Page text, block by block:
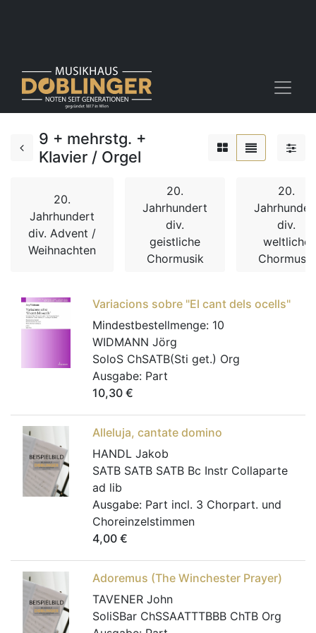
9 + mehrstg. +
Klavier / Orgel
20.
Jahrhundert
div. Advent /
Weihnachten
20.
Jahrhundert
div.
geistliche
Chormusik
20.
div.
weltliche
Chormusik
Variacions sobre "El cant dels ocells"
Mindestbestellmenge: 10
WIDMANN Jörg
SoloS ChSATB(Sti get.) Org
Ausgabe: Part
10,30 €
Alleluja, cantate domino
HANDL Jakob
SATB SATB SATB Bc Instr Collaparte
ad lib
Ausgabe: Part incl. 3 Chorpart. und
Choreinzelstimmen
4,00 €
Adoremus (The Winchester Prayer)
TAVENER John
SoliSBar ChSSAATTTBBB ChTB Org